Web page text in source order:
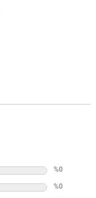
%0
%0